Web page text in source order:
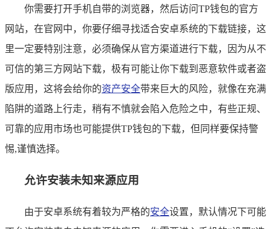
你需要打开手机自带的浏览器，然后访问TP钱包的官方
网站，在官网中，你要仔细寻找适合安卓系统的下载链接，这
里一定要特别注意，必须确保从官方渠道进行下载，因为从不
可信的第三方网站下载，极有可能让你下载到恶意软件或者盗
版应用，这将会给你的资产安全带来巨大的风险，就像在充满
陷阱的道路上行走，稍有不慎就会陷入危险之中，有些正规、
可靠的应用市场也可能提供TP钱包的下载，但同样要保持警
惕,谨慎选择。
允许安装未知来源应用
由于安卓系统有着较为严格的安全设置，默认情况下可能